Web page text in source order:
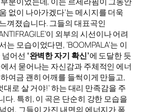
없이 나아가겠다’는 메시지를 더욱
껴졌습니다. 그들의 대표곡인
이 외부의 시선이나 어려
는 모습이었다면, ‘BOOMPALA’는 이
넘어선 ‘완벽한 자기 확신’에 도달한 듯
서 묻어나는 자신감과 주체적인 에너
여금 괜히 어깨를 들썩이게 만들고,
대로 살 거야!’ 하는 대리 만족감을 주
다. 특히, 이 곡은 단순히 강한 모습을
어, 그들이 가진 내면의 에너지가 폭